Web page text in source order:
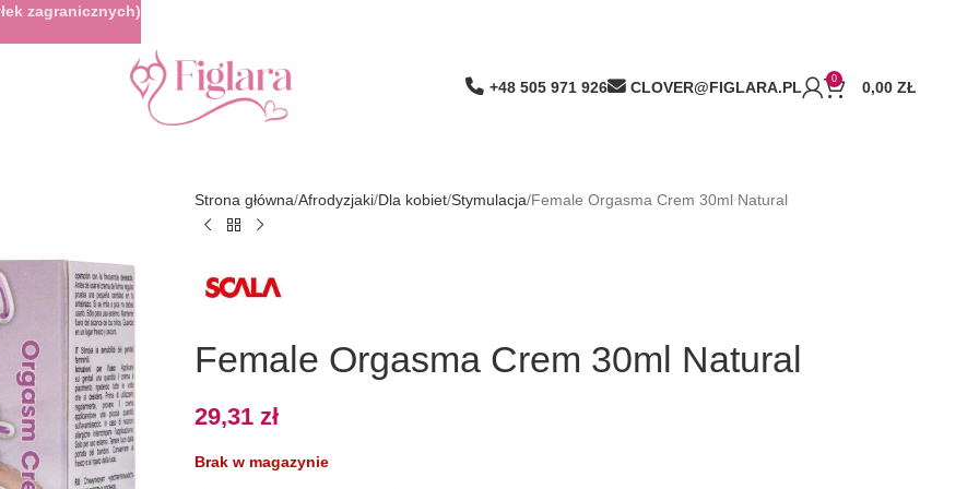
+48 505 971 926 CLOVER@FIGLARA.PL 0 0,00 ZŁ
Strona główna Afrodyzjaki Dla kobiet Stymulacja Female Orgasma Crem 30ml Natural
Female Orgasma Crem 30ml Natural
29,31 zł
Brak w magazynie
zagranicznych)